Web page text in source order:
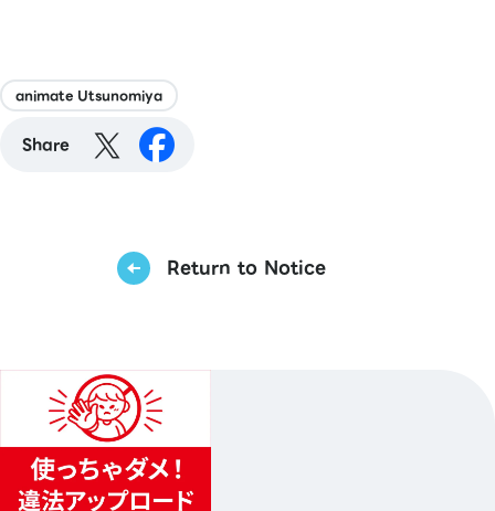
animate Utsunomiya
Share
Return to Notice